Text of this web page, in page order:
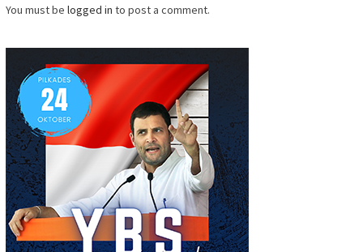
You must be logged in to post a comment.